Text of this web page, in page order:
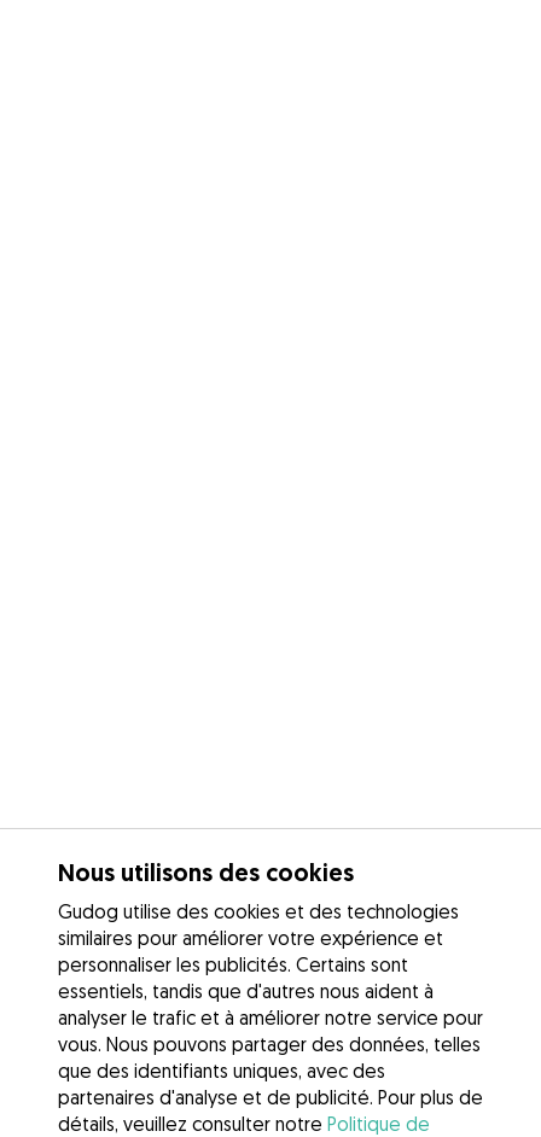
Nous utilisons des cookies
Gudog utilise des cookies et des technologies
similaires pour améliorer votre expérience et
personnaliser les publicités. Certains sont
essentiels, tandis que d'autres nous aident à
analyser le trafic et à améliorer notre service pour
vous. Nous pouvons partager des données, telles
que des identifiants uniques, avec des
partenaires d'analyse et de publicité. Pour plus de
détails, veuillez consulter notre Politique de